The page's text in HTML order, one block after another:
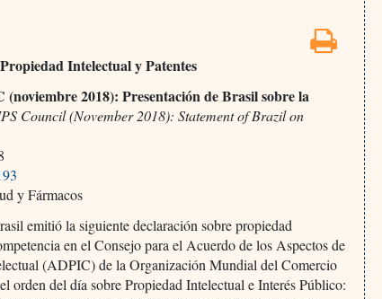
Intelectual y Patentes
2018): Presentación de Brasil sobre la
Council (November 2018): Statement of Brazil on
y Fármacos
emitió la siguiente declaración sobre propiedad
en el Consejo para el Acuerdo de los Aspectos de
(ADPIC) de la Organización Mundial del Comercio
orden del día sobre Propiedad Intelectual e Interés Público: